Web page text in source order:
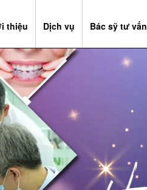
thiệu Dịch vụ Bác sỹ tư vấn